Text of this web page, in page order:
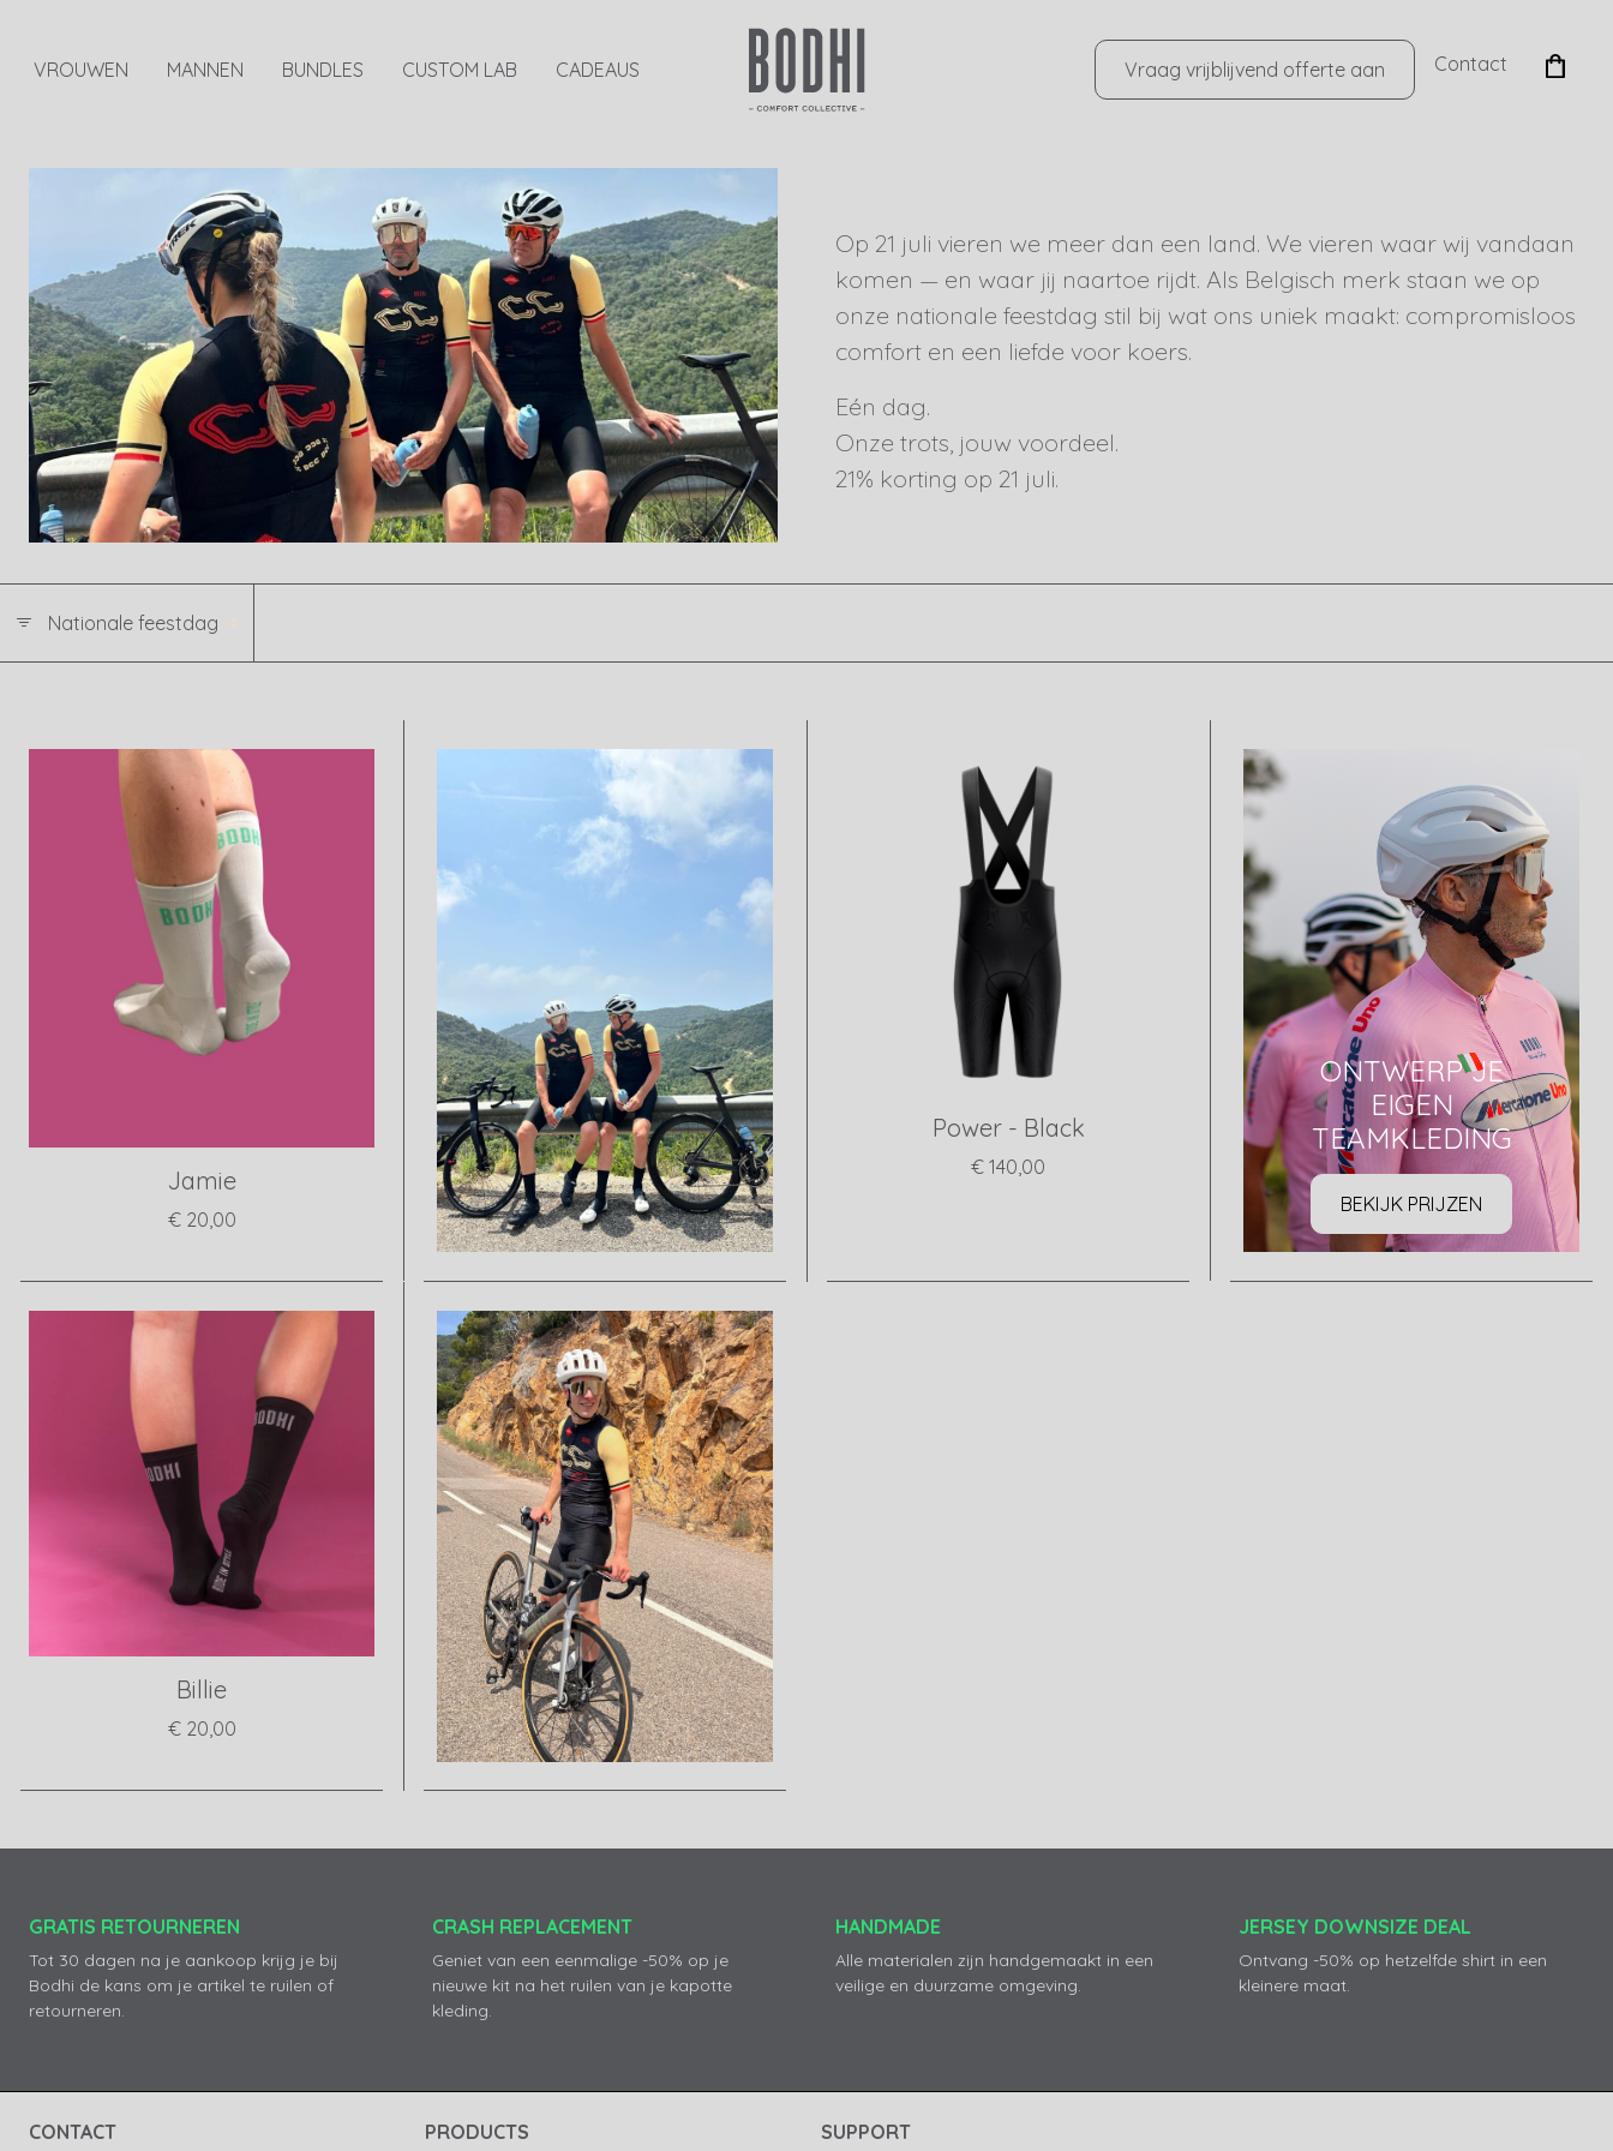
VROUWEN MANNEN BUNDLES CUSTOM LAB CADEAUS Vraag vrijblijvend offerte aan Contact
Op 21 juli vieren we meer dan een land. We vieren waar wij vandaan
komen — en waar jij naartoe rijdt. Als Belgisch merk staan we op
onze nationale feestdag stil bij wat ons uniek maakt: compromisloos
comfort en een liefde voor koers.
Eén dag.
Onze trots, jouw voordeel.
21% korting op 21 juli.
Jamie
€ 20,00
Power - Black
€ 140,00
ONTWERP JE
EIGEN
TEAMKLEDING
BEKIJK PRIJZEN
Billie
€ 20,00
GRATIS RETOURNEREN
Tot 30 dagen na je aankoop krijg je bij
Bodhi de kans om je artikel te ruilen of
retourneren.
CRASH REPLACEMENT
Geniet van een eenmalige -50% op je
nieuwe kit na het ruilen van je kapotte
kleding.
HANDMADE
Alle materialen zijn handgemaakt in een
veilige en duurzame omgeving.
JERSEY DOWNSIZE DEAL
Ontvang -50% op hetzelfde shirt in een
kleinere maat.
CONTACT PRODUCTS SUPPORT